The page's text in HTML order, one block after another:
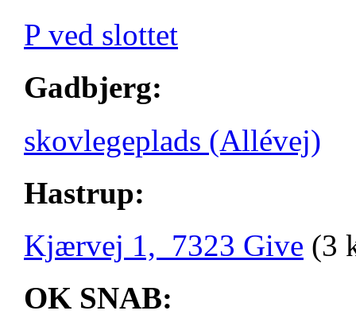
P ved slottet
Gadbjerg:
skovlegeplads (Allévej)
Hastrup:
Kjærvej 1, 7323 Give (3
OK SNAB: